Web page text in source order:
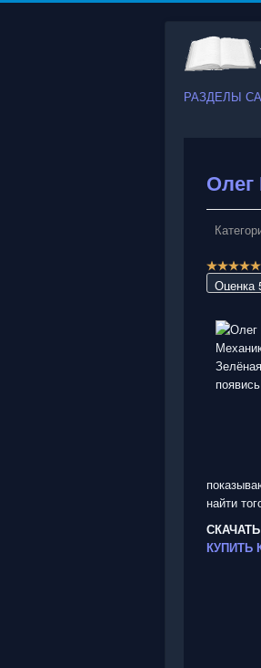
РАЗДЕЛЫ
Олег
Р
е
5
найти
КУПИТЬ